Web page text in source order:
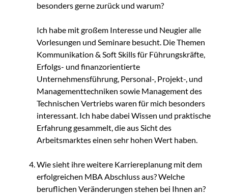
besonders gerne zurück und warum?
Ich habe mit großem Interesse und Neugier alle
Vorlesungen und Seminare besucht. Die Themen
Kommunikation & Soft Skills für Führungskräfte,
Erfolgs- und finanzorientierte
Unternehmensführung, Personal-, Projekt-, und
Managementtechniken sowie Management des
Technischen Vertriebs waren für mich besonders
interessant. Ich habe dabei Wissen und praktische
Erfahrung gesammelt, die aus Sicht des
Arbeitsmarktes einen sehr hohen Wert haben.
Wie sieht ihre weitere Karriereplanung mit dem
erfolgreichen MBA Abschluss aus? Welche
beruflichen Veränderungen stehen bei Ihnen an?